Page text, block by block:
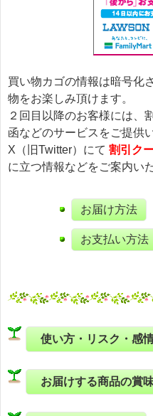
買い物カゴの情報は暗号化
物をお楽しみ頂けます。
２回目以降のお客様には、
函などのサービスをご提供
X（旧Twitter）にて 割引ク
に立つ情報などをご案内い
お届け方法
お支払い方法
使い方・リスク・感
お届けする商品の賞